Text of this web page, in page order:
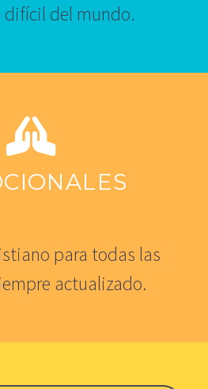
del mundo.
para todas las
actualizado.